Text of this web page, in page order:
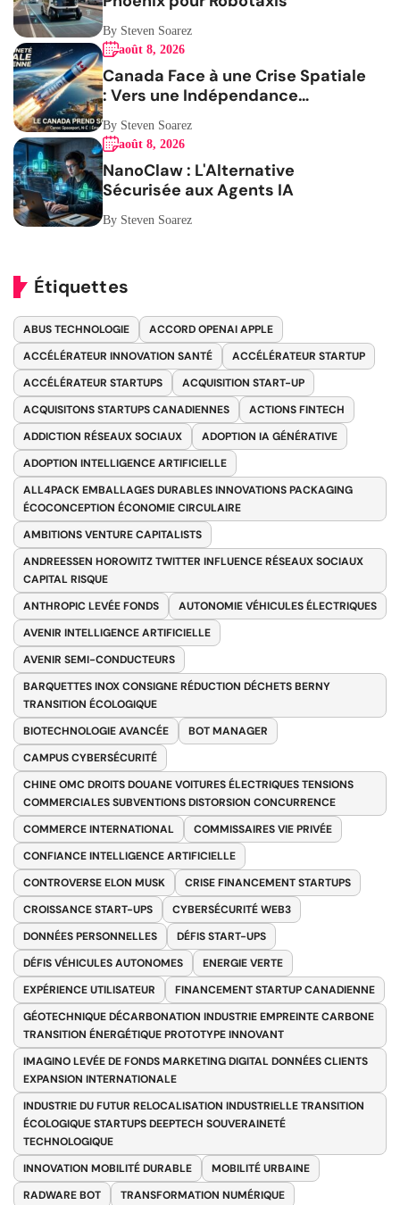
By Steven Soarez
août 8, 2026
Canada Face à une Crise Spatiale
: Vers une Indépendance
Stratégique
By Steven Soarez
août 8, 2026
NanoClaw : L'Alternative
Sécurisée aux Agents IA
By Steven Soarez
Étiquettes
ABUS TECHNOLOGIE
ACCORD OPENAI APPLE
ACCÉLÉRATEUR INNOVATION SANTÉ
ACCÉLÉRATEUR STARTUP
ACCÉLÉRATEUR STARTUPS
ACQUISITION START-UP
ACQUISITONS STARTUPS CANADIENNES
ACTIONS FINTECH
ADDICTION RÉSEAUX SOCIAUX
ADOPTION IA GÉNÉRATIVE
ADOPTION INTELLIGENCE ARTIFICIELLE
ALL4PACK EMBALLAGES DURABLES INNOVATIONS PACKAGING
ÉCOCONCEPTION ÉCONOMIE CIRCULAIRE
AMBITIONS VENTURE CAPITALISTS
ANDREESSEN HOROWITZ TWITTER INFLUENCE RÉSEAUX SOCIAUX
CAPITAL RISQUE
ANTHROPIC LEVÉE FONDS
AUTONOMIE VÉHICULES ÉLECTRIQUES
AVENIR INTELLIGENCE ARTIFICIELLE
AVENIR SEMI-CONDUCTEURS
BARQUETTES INOX CONSIGNE RÉDUCTION DÉCHETS BERNY
TRANSITION ÉCOLOGIQUE
BIOTECHNOLOGIE AVANCÉE
BOT MANAGER
CAMPUS CYBERSÉCURITÉ
CHINE OMC DROITS DOUANE VOITURES ÉLECTRIQUES TENSIONS
COMMERCIALES SUBVENTIONS DISTORSION CONCURRENCE
COMMERCE INTERNATIONAL
COMMISSAIRES VIE PRIVÉE
CONFIANCE INTELLIGENCE ARTIFICIELLE
CONTROVERSE ELON MUSK
CRISE FINANCEMENT STARTUPS
CROISSANCE START-UPS
CYBERSÉCURITÉ WEB3
DONNÉES PERSONNELLES
DÉFIS START-UPS
DÉFIS VÉHICULES AUTONOMES
ENERGIE VERTE
EXPÉRIENCE UTILISATEUR
FINANCEMENT STARTUP CANADIENNE
GÉOTECHNIQUE DÉCARBONATION INDUSTRIE EMPREINTE CARBONE
TRANSITION ÉNERGÉTIQUE PROTOTYPE INNOVANT
IMAGINO LEVÉE DE FONDS MARKETING DIGITAL DONNÉES CLIENTS
EXPANSION INTERNATIONALE
INDUSTRIE DU FUTUR RELOCALISATION INDUSTRIELLE TRANSITION
ÉCOLOGIQUE STARTUPS DEEPTECH SOUVERAINETÉ
TECHNOLOGIQUE
INNOVATION MOBILITÉ DURABLE
MOBILITÉ URBAINE
RADWARE BOT
TRANSFORMATION NUMÉRIQUE